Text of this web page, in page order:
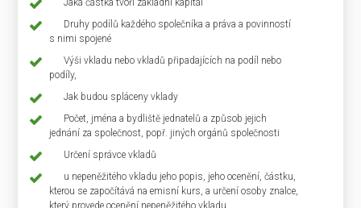
Jaká částka tvoří základní kapitál
Druhy podílů každého společníka a práva a povinností
s nimi spojené
Výši vkladu nebo vkladů připadajících na podíl nebo
podíly,
Jak budou spláceny vklady
Počet, jména a bydliště jednatelů a způsob jejich
jednání za společnost, popř. jiných orgánů společnosti
Určení správce vkladů
u nepeněžitého vkladu jeho popis, jeho ocenění, částku,
kterou se započítává na emisní kurs, a určení osoby znalce,
který provede ocenění nepeněžitého vkladu